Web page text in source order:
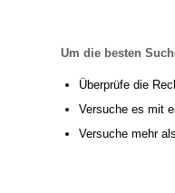
Um die besten
Überprüfe die
Versuche es mit
Versuche mehr